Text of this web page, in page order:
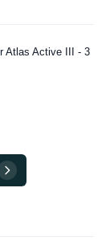
Atlas Active III - 3